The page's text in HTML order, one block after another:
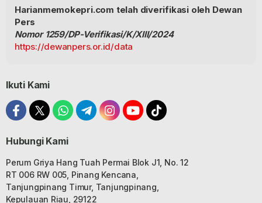
Harianmemokepri.com telah diverifikasi oleh Dewan
Pers
Nomor 1259/DP-Verifikasi/K/XIII/2024
https://dewanpers.or.id/data
Ikuti Kami
Hubungi Kami
Perum Griya Hang Tuah Permai Blok J1, No. 12
RT 006 RW 005, Pinang Kencana,
Tanjungpinang Timur, Tanjungpinang,
Kepulauan Riau, 29122